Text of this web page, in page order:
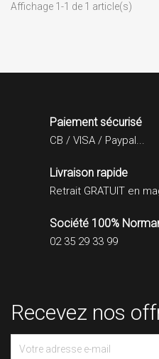
Affichage 1-1 de 1 article(s)
Paiement sécurisé
CB / VISA / Paypal...
Livraison rapide
Retrait GRATUIT en
Société 100%
02 35 29 33 99
Recevez nos